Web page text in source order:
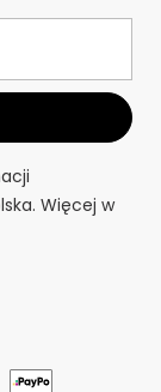
Więcej w